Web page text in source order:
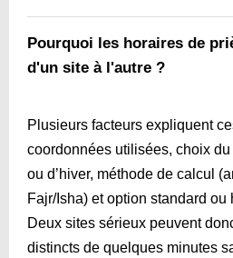
Pourquoi les horaires de
d'un site à l'autre ?
Plusieurs facteurs expliquent
coordonnées utilisées, choix du
ou d’hiver, méthode de calcul
Fajr/Isha) et option standard ou
Deux sites sérieux peuvent
distincts de quelques minutes